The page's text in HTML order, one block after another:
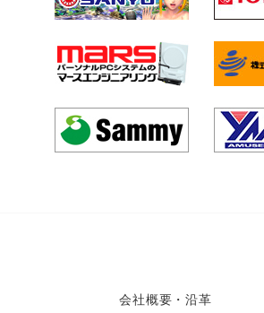
会社概要・沿革